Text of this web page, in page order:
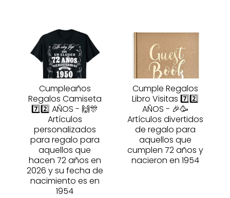
Cumpleaños
Regalos Camiseta
7️⃣2️⃣ AÑOS - 🙌🎊
Artículos
personalizados
para regalo para
aquellos que
hacen 72 años en
2026 y su fecha de
nacimiento es en
1954
Cumple Regalos
Libro Visitas 7️⃣2️⃣
AÑOS - 🎉🥳
Artículos divertidos
de regalo para
aquellos que
cumplen 72 años y
nacieron en 1954